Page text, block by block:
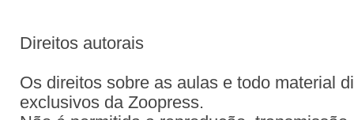
Direitos autorais
Os direitos sobre as aulas e todo material
exclusivos da Zoopress.